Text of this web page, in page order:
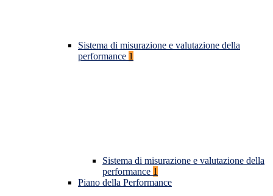
Sistema di misurazione e valutazione della
performance 1
Sistema di misurazione e valutazione della
performance 1
Piano della Performance